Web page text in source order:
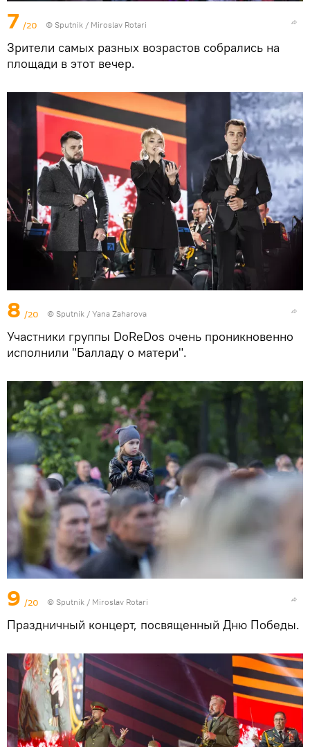
7 /20 © Sputnik / Miroslav Rotari
Зрители самых разных возрастов собрались на
площади в этот вечер.
8 /20 © Sputnik / Yana Zaharova
Участники группы DoReDos очень проникновенно
исполнили "Балладу о матери".
9 /20 © Sputnik / Miroslav Rotari
Праздничный концерт, посвященный Дню Победы.